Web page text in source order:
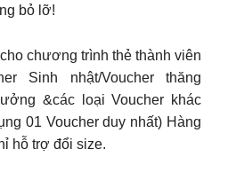
bỏ lỡ!
chương trình thẻ thành viên
Sinh nhật/Voucher thăng
&các loại Voucher khác
01 Voucher duy nhất) Hàng
hỗ trợ đổi size.